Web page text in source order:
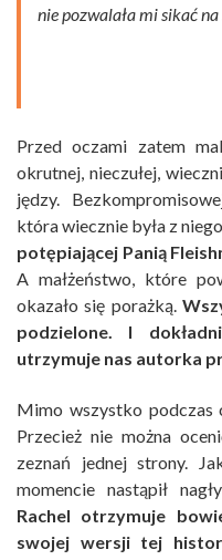
nie pozwalała mi sikać
Przed oczami zatem
okrutnej, nieczułej,
jędzy.
która wiecznie była z
potępiającej Panią
A małżeństwo, które
okazało się porażką.
podzielone. I
utrzymuje nas autorka
Mimo wszystko podczas
Przecież nie można
zeznań jednej strony.
momencie nastąpił
Rachel otrzymuje
swojej wersji tej